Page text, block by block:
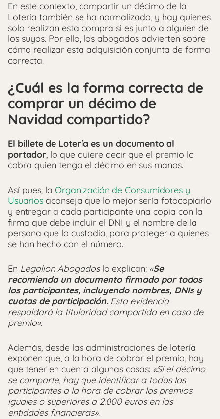
En este contexto, compartir un décimo de la
Lotería también se ha normalizado, y hay quienes
solo realizan esta compra si es junto a alguien de
los suyos. Por ello, los abogados advierten sobre
cómo realizar esta adquisición conjunta de forma
correcta.
¿Cuál es la forma correcta de
comprar un décimo de
Navidad compartido?
El billete de Lotería es un documento al
portador, lo que quiere decir que el premio lo
cobra quien tenga el décimo en sus manos.
Así pues, la Organización de Consumidores y
Usuarios aconseja que lo mejor sería fotocopiarlo
y entregar a cada participante una copia con la
firma que debe incluir el DNI y el nombre de la
persona que lo custodia, para proteger a quienes
se han hecho con el número.
En Legalion Abogadoslo explican: «Se
recomienda un documento firmado por todos
los participantes, incluyendo nombres, DNIs y
cuotas de participación. Esta evidencia
respaldará la titularidad compartida en caso de
premio».
Además, desde las administraciones de lotería
exponen que, a la hora de cobrar el premio, hay
que tener en cuenta algunas cosas: «Si el décimo
se comparte, hay que identificar a todos los
participantes a la hora de cobrar los premios
iguales o superiores a 2.000 euros en las
entidades financieras».